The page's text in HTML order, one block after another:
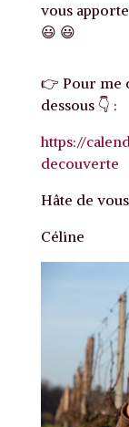
vous
😃 😃
👉 Pour me
dessous 👇 :
https://
decouverte
Hâte de
Céline